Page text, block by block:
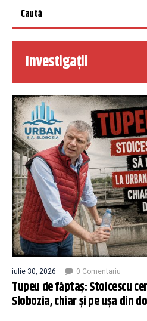
Investigații
iulie 30, 2026 0 Comentariu
Tupeu de făptaș: Stoicescu
Slobozia, chiar și pe ușa din